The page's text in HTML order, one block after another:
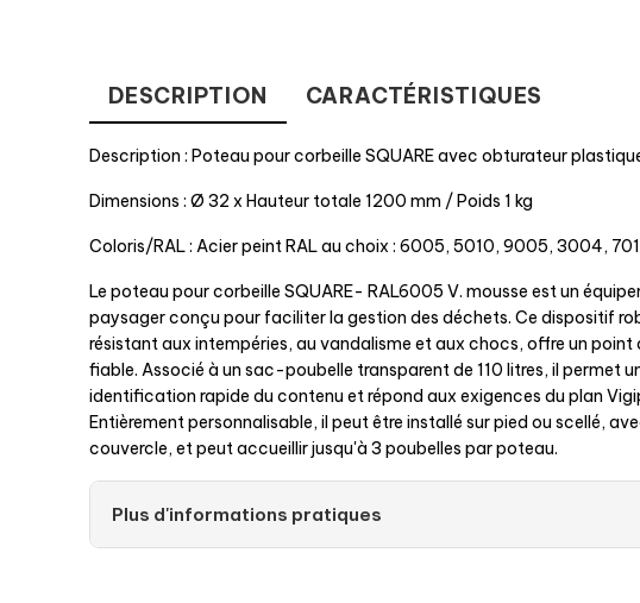
DESCRIPTION CARACTÉRISTIQUES
Description : Poteau pour corbeille SQUARE avec obturateur
Dimensions : Ø 32 x Hauteur totale 1200 mm / Poids 1 kg
Coloris/RAL : Acier peint RAL au choix : 6005, 5010, 9005, 3004,
Le poteau pour corbeille SQUARE- RAL6005 V. mousse est un
paysager conçu pour faciliter la gestion des déchets. Ce dispositif
résistant aux intempéries, au vandalisme et aux chocs, offre un point
fiable. Associé à un sac-poubelle transparent de 110 litres, il permet
identification rapide du contenu et répond aux exigences du plan
Entièrement personnalisable, il peut être installé sur pied ou scellé,
couvercle, et peut accueillir jusqu'à 3 poubelles par poteau.
Plus d'informations pratiques